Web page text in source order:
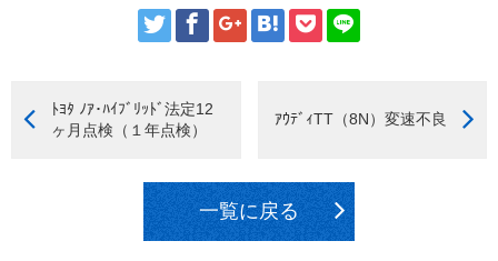
ﾄﾖﾀ ﾉｱ･ﾊｲﾌﾞﾘｯﾄﾞ法定12
ヶ月点検（１年点検）
ｱｳﾃﾞｨTT（8N）変速不良
一覧に戻る